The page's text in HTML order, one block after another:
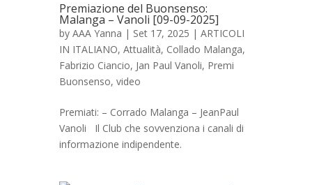
Premiazione del Buonsenso:
Malanga – Vanoli [09-09-2025]
by AAA Yanna | Set 17, 2025 | ARTICOLI
IN ITALIANO, Attualità, Collado Malanga,
Fabrizio Ciancio, Jan Paul Vanoli, Premi
Buonsenso, video
Premiati: – Corrado Malanga – JeanPaul
Vanoli Il Club che sovvenziona i canali di
informazione indipendente.